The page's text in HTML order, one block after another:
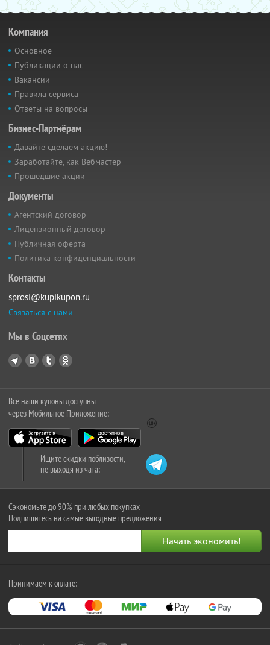
Компания
Основное
Публикации о нас
Вакансии
Правила сервиса
Ответы на вопросы
Бизнес-Партнёрам
Давайте сделаем акцию!
Заработайте, как Вебмастер
Прошедшие акции
Документы
Агентский договор
Лицензионный договор
Публичная оферта
Политика конфиденциальности
Контакты
sprosi@kupikupon.ru
Связаться с нами
Мы в Соцсетях
Все наши купоны доступны
через Мобильное Приложение:
Ищите скидки поблизости,
не выходя из чата:
Сэкономьте до 90% при любых покупках
Подпишитесь на самые выгодные предложения
Принимаем к оплате: